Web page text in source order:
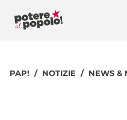
PAP! NOTIZIE NEWS &